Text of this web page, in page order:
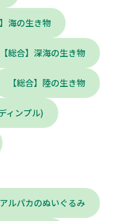
】海の生き物
【総合】深海の生き物
【総合】陸の生き物
ィンプル)
アルパカのぬいぐるみ